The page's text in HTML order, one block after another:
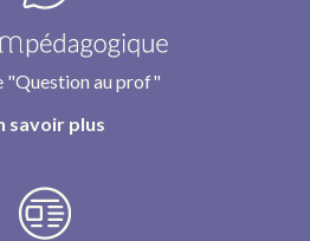
"Question au prof"
savoir plus